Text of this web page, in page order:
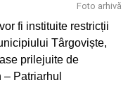
Moroeni,
al Cheilor Ialomiţei,
calcarele jurasice ale
Foto arhivă
fi instituite restricții
Târgoviște,
prilejuite de
Patriarhul